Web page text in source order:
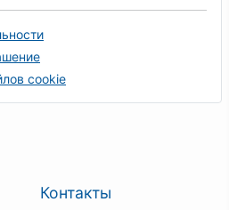
cookie
Контакты